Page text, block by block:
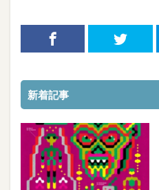
新着記事